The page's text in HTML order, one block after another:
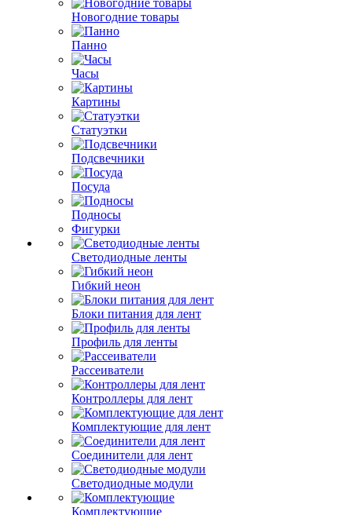
Новогодние товары
Панно
Часы
Картины
Статуэтки
Подсвечники
Посуда
Подносы
Фигурки
Светодиодные ленты
Гибкий неон
Блоки питания для лент
Профиль для ленты
Рассеиватели
Контроллеры для лент
Комплектующие для лент
Соединители для лент
Светодиодные модули
Комплектующие